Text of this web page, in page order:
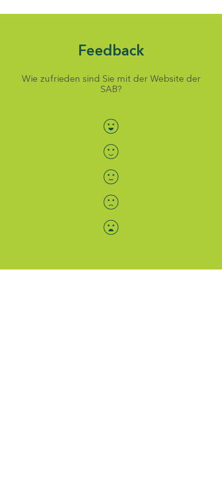
Feedback
Wie zufrieden sind Sie mit der Website der
SAB?
Bewertung auswählen